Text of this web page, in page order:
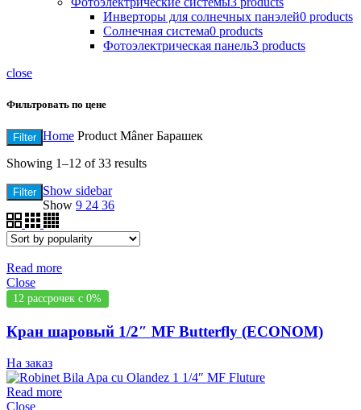
Инверторы для солнечных панэлей0 products
Солнечная система0 products
Фотоэлектрическая панель3 products
close
Фильтровать по цене
Filter Home Product MânerБарашек
Showing 1–12 of 33 results
Filter Show sidebar
Show 9 24 36
Read more
Close
12 рассрочек с 0%
Кран шаровый 1/2″ MF Butterfly (ECONOM)
На заказ
Read more
Close